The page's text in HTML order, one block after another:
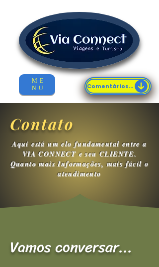
ME
NU
Comentários...
Contato
Aqui está um elo fundamental entre a
VIA CONNECT e seu CLIENTE.
Quanto mais Informações, mais fácil o
atendimento
Vamos conversar...